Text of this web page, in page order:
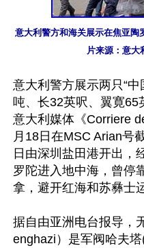
意大利警方和海关展示在焦亚陶
片来源：意大
意大利警方展示两只“
吨、长32英呎、翼寛65
意大利媒体《Corriere
月18日在MSC Arian号
日由深圳盐田港开出，
罗陀进入地中海，曾停
拿，避开红海和苏彝士
据自由亚洲电台报导，
enghazi）是军阀哈夫